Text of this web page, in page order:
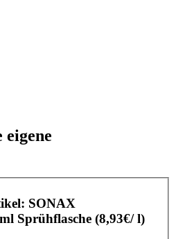
eigene
SONAX
Sprühflasche (8,93€/ l)